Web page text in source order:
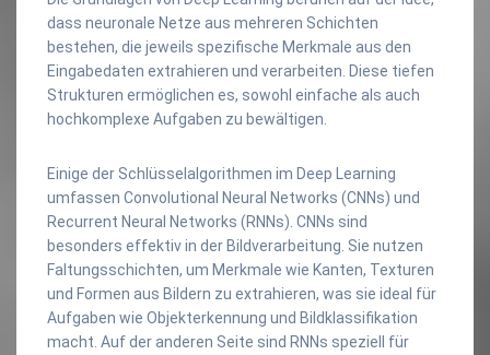
dass neuronale Netze aus mehreren Schichten
bestehen, die jeweils spezifische Merkmale aus den
Eingabedaten extrahieren und verarbeiten. Diese tiefen
Strukturen ermöglichen es, sowohl einfache als auch
hochkomplexe Aufgaben zu bewältigen.
Einige der Schlüsselalgorithmen im Deep Learning
umfassen Convolutional Neural Networks (CNNs) und
Recurrent Neural Networks (RNNs). CNNs sind
besonders effektiv in der Bildverarbeitung. Sie nutzen
Faltungsschichten, um Merkmale wie Kanten, Texturen
und Formen aus Bildern zu extrahieren, was sie ideal für
Aufgaben wie Objekterkennung und Bildklassifikation
macht. Auf der anderen Seite sind RNNs speziell für